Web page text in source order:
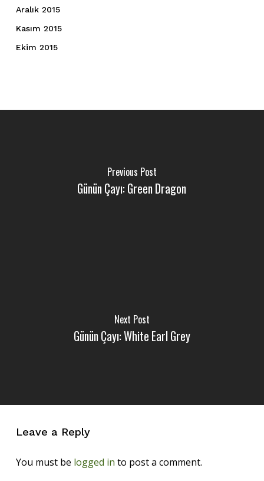
Aralık 2015
Kasım 2015
Ekim 2015
Previous Post
Günün Çayı: Green Dragon
Next Post
Günün Çayı: White Earl Grey
Leave a Reply
You must be logged in to post a comment.